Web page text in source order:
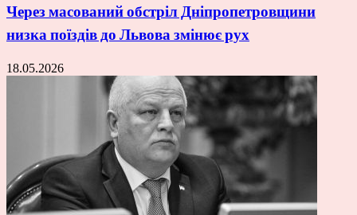
Через масований обстріл Дніпропетровщини
низка поїздів до Львова змінює рух
18.05.2026